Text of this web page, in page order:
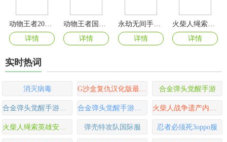
动物王者2024最新版
详情
详情
永劫无间手游官服
详情
详情
实时热词
消灭病毒 G沙盒复仇汉化版最新版 合金弹头觉醒手游
合金弹头觉醒手游正版 合金弹头觉醒手游官方版 火柴人战争遗产内置功能菜单版
火柴人绳索英雄安卓版 弹壳特攻队国际服 忍者必须死3oppo服